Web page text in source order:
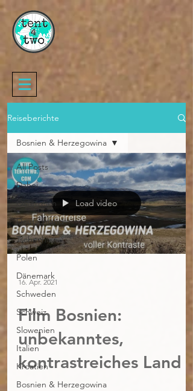
Reiseberichte
All Posts
Dahei
Österreich
Deutschland
Tschechien
Polen
Dänemark
Schweden
Schweiz
Slowenien
Italien
Kroatien
Bosnien & Herzegowina
Bosnien & Herzegowina
Load video
16. Apr. 2021
Film Bosnien:
unbekanntes,
kontrastreiches Land